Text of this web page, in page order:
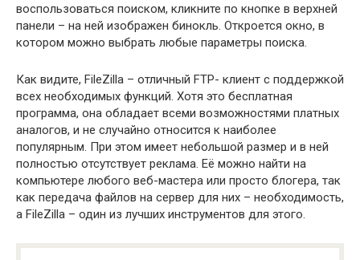
воспользоваться поиском, кликните по кнопке в верхней
панели – на ней изображен бинокль. Откроется окно, в
котором можно выбрать любые параметры поиска.
Как видите, FileZilla – отличный FTP- клиент с поддержкой
всех необходимых функций. Хотя это бесплатная
программа, она обладает всеми возможностями платных
аналогов, и не случайно относится к наиболее
популярным. При этом имеет небольшой размер и в ней
полностью отсутствует реклама. Её можно найти на
компьютере любого веб-мастера или просто блогера, так
как передача файлов на сервер для них – необходимость,
а FileZilla – один из лучших инструментов для этого.